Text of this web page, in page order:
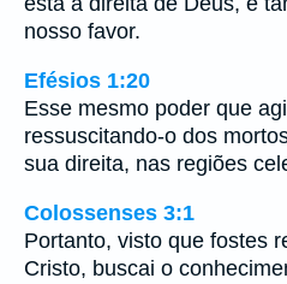
nosso favor.
Efésios 1:20
Esse mesmo poder que
ressuscitando-o dos
sua direita, nas regiões
Colossenses 3:1
Portanto, visto que fostes
Cristo, buscai o